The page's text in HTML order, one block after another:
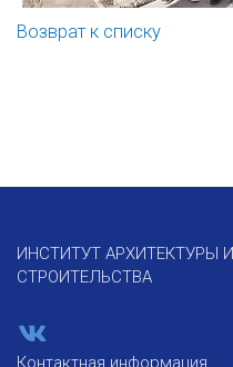
Возврат к списку
ИНСТИТУТ АРХИТЕКТУРЫ И
СТРОИТЕЛЬСТВА